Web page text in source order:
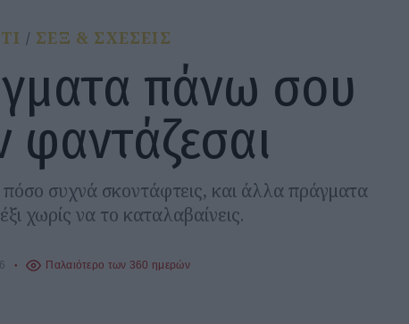
ΣΕΞ & ΣΧΕΣΕΙΣ
πάνω σου
φαντάζεσαι
συχνά σκοντάφτεις, και άλλα πράγματα
χωρίς να το καταλαβαίνεις.
Παλαιότερο των 360 ημερών